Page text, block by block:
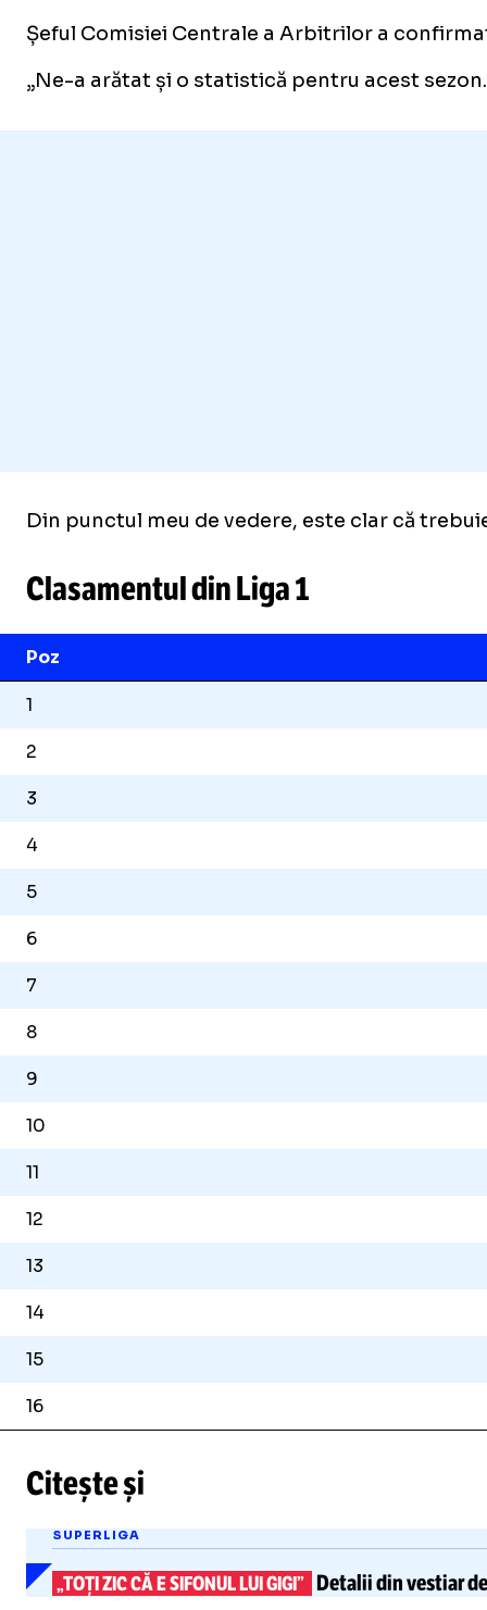
Șeful Comisiei Centrale a Arbitrilor a
„Ne-a arătat și o statistică pentru acest
Din punctul meu de vedere, este clar că
Clasamentul din Liga 1
Poz
1
2
3
4
5
6
7
8
9
10
11
12
13
14
15
16
Citește și
SUPERLIGA
„TOȚI ZIC CĂ E SIFONUL LUI GIGI” Detalii din vestiar